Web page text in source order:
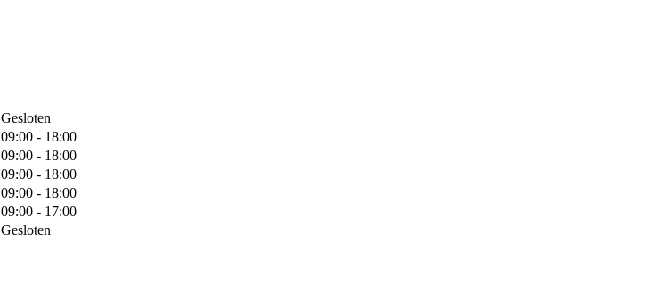
Gesloten
09:00 - 18:00
09:00 - 18:00
09:00 - 18:00
09:00 - 18:00
09:00 - 17:00
Gesloten